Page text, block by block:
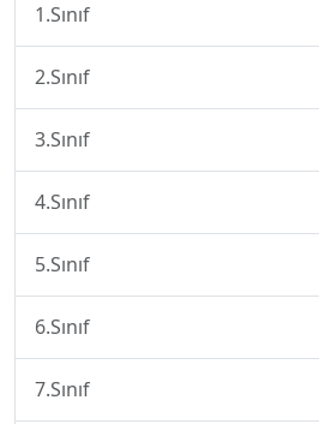
1.Sınıf
2.Sınıf
3.Sınıf
4.Sınıf
5.Sınıf
6.Sınıf
7.Sınıf